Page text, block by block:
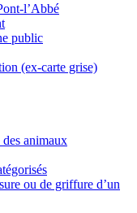
l’Abbé
public
(ex-carte grise)
animaux
ou de griffure d’un